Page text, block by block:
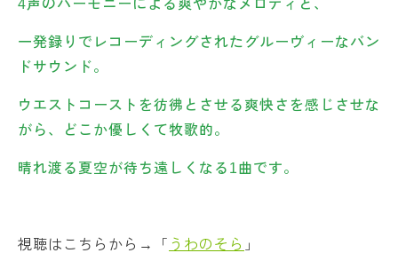
4声のハーモニーによる爽やかなメロディと、
一発録りでレコーディングされたグルーヴィーなバン
ドサウンド。
ウエストコーストを彷彿とさせる爽快さを感じさせな
がら、どこか優しくて牧歌的。
晴れ渡る夏空が待ち遠しくなる1曲です。
視聴はこちらから→「 うわのそら 」